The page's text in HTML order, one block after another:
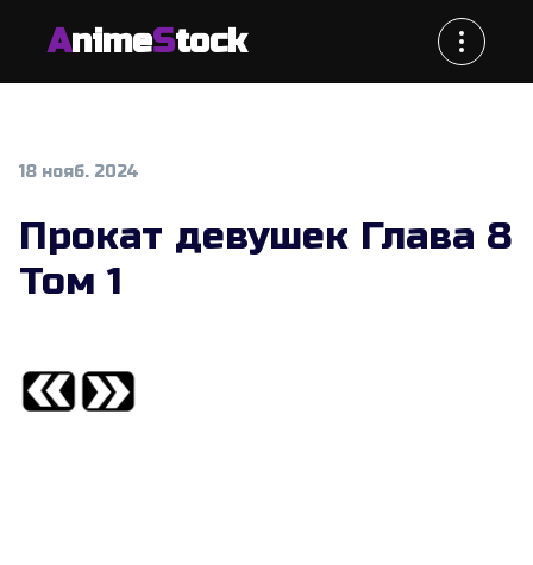
AnimeStock
18 нояб. 2024
Прокат девушек Глава 8
Том 1